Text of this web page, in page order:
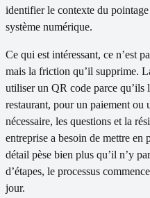
identifier le contexte du
système numérique.
Ce qui est intéressant, ce n’est
mais la friction qu’il supprime.
utiliser un QR code parce qu’ils
restaurant, pour un paiement ou
nécessaire, les questions et la
entreprise a besoin de mettre en
détail pèse bien plus qu’il n’y
d’étapes, le processus
jour.